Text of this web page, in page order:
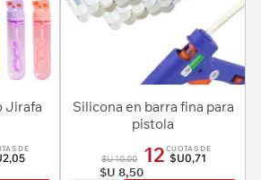
Jirafa
DE
Silicona en barra fina para
pistola
$U 10,00
$U 8,50
12 CUOTAS DE
$U0,71